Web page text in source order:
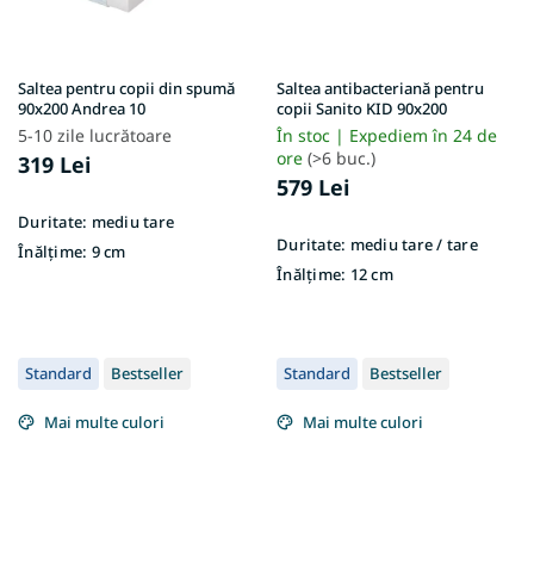
Saltea pentru copii din spumă
90x200 Andrea 10
5-10 zile lucrătoare
319 Lei
Duritate: mediu tare
Înălțime: 9 cm
Saltea antibacteriană pentru
copii Sanito KID 90x200
În stoc | Expediem în 24 de
ore (>6 buc.)
579 Lei
Duritate: mediu tare / tare
Înălțime: 12 cm
Standard Bestseller
Mai multe culori
Standard Bestseller
Mai multe culori